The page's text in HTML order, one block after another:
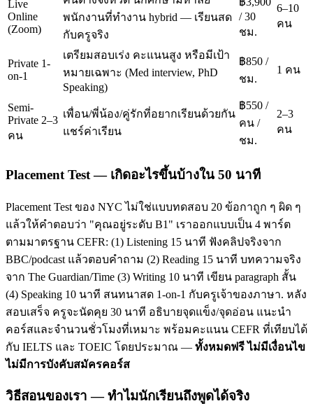
Live
Online
(Zoom)
พนักงานที่ทำงาน hybrid — เรียนสด
กับครูจริง
/ 30
ชม.
6–10
คน
Private 1-
on-1
เตรียมสอบเร่ง คะแนนสูง หรือมีเป้า
หมายเฉพาะ (Med interview, PhD
Speaking)
฿850 /
ชม.
1 คน
Semi-
Private 2–3
คน
เพื่อน/พี่น้อง/คู่รักที่อยากเรียนด้วยกัน
แชร์ค่าเรียน
฿550 /
คน /
ชม.
2–3
คน
Placement Test — เกิดอะไรขึ้นบ้างใน 50 นาที
Placement Test ของ NYC ไม่ใช่แบบทดสอบ 20 ข้อกาถูก ๆ ผิด ๆ
แล้วให้คำตอบว่า "คุณอยู่ระดับ B1" เราออกแบบเป็น 4 พาร์ต
ตามมาตรฐาน CEFR: (1) Listening 15 นาที ฟังคลิปจริงจาก
BBC/podcast แล้วตอบคำถาม (2) Reading 15 นาที บทความจริง
จาก The Guardian/Time (3) Writing 10 นาที เขียน paragraph สั้น
(4) Speaking 10 นาที สนทนาสด 1-on-1 กับครูเจ้าของภาษา. หลัง
สอบเสร็จ ครูจะนัดคุย 30 นาที อธิบายจุดแข็ง/จุดอ่อน แนะนำ
คอร์สและจำนวนชั่วโมงที่เหมาะ พร้อมคะแนน CEFR ที่เทียบได้
กับ IELTS และ TOEIC โดยประมาณ — ทั้งหมดฟรี ไม่มีเงื่อนไข
ไม่มีการบังคับสมัครคอร์ส
วิธีสอนของเรา — ทำไมนักเรียนถึงพูดได้จริง